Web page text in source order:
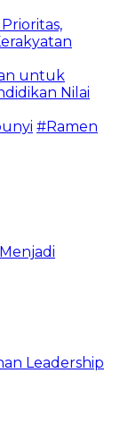
untuk
Nilai
#Ramen
Leadership